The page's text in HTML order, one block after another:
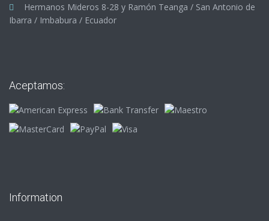
Hermanos Mideros 8-28 y Ramón Teanga / San Antonio de
Ibarra / Imbabura / Ecuador
Aceptamos:
Information